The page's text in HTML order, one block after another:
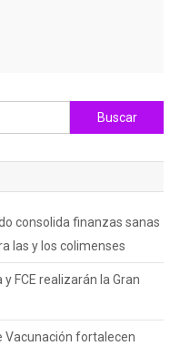
Buscar:
consolida finanzas sanas
las y los colimenses
FCE realizarán la Gran
Vacunación fortalecen